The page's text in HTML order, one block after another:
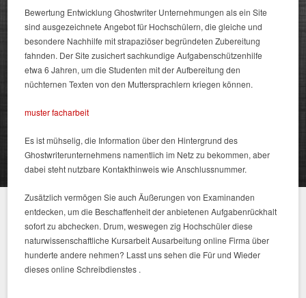
Bewertung Entwicklung Ghostwriter Unternehmungen als ein Site
sind ausgezeichnete Angebot für Hochschülern, die gleiche und
besondere Nachhilfe mit strapaziöser begründeten Zubereitung
fahnden. Der Site zusichert sachkundige Aufgabenschützenhilfe
etwa 6 Jahren, um die Studenten mit der Aufbereitung den
nüchternen Texten von den Muttersprachlern kriegen können.
muster facharbeit
Es ist mühselig, die Information über den Hintergrund des
Ghostwriterunternehmens namentlich im Netz zu bekommen, aber
dabei steht nutzbare Kontakthinweis wie Anschlussnummer.
Zusätzlich vermögen Sie auch Äußerungen von Examinanden
entdecken, um die Beschaffenheit der anbietenen Aufgabenrückhalt
sofort zu abchecken. Drum, weswegen zig Hochschüler diese
naturwissenschaftliche Kursarbeit Ausarbeitung online Firma über
hunderte andere nehmen? Lasst uns sehen die Für und Wieder
dieses online Schreibdienstes .